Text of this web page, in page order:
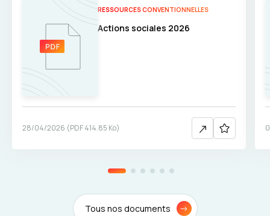
RESSOURCES CONVENTIONNELLES
Actions sociales 2026
28/04/2026 (PDF414.85 Ko)
Tous nos documents